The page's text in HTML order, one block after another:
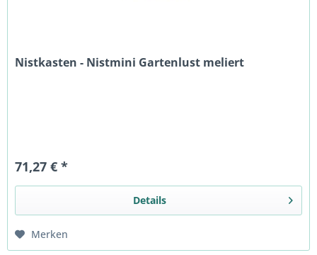
Nistkasten - Nistmini Gartenlust meliert
71,27 € *
Details
Merken